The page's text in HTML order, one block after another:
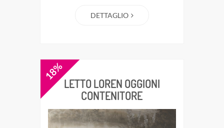
DETTAGLIO
18%
LETTO LOREN OGGIONI
CONTENITORE